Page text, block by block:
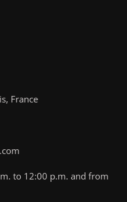
France
to 12:00 p.m. and from